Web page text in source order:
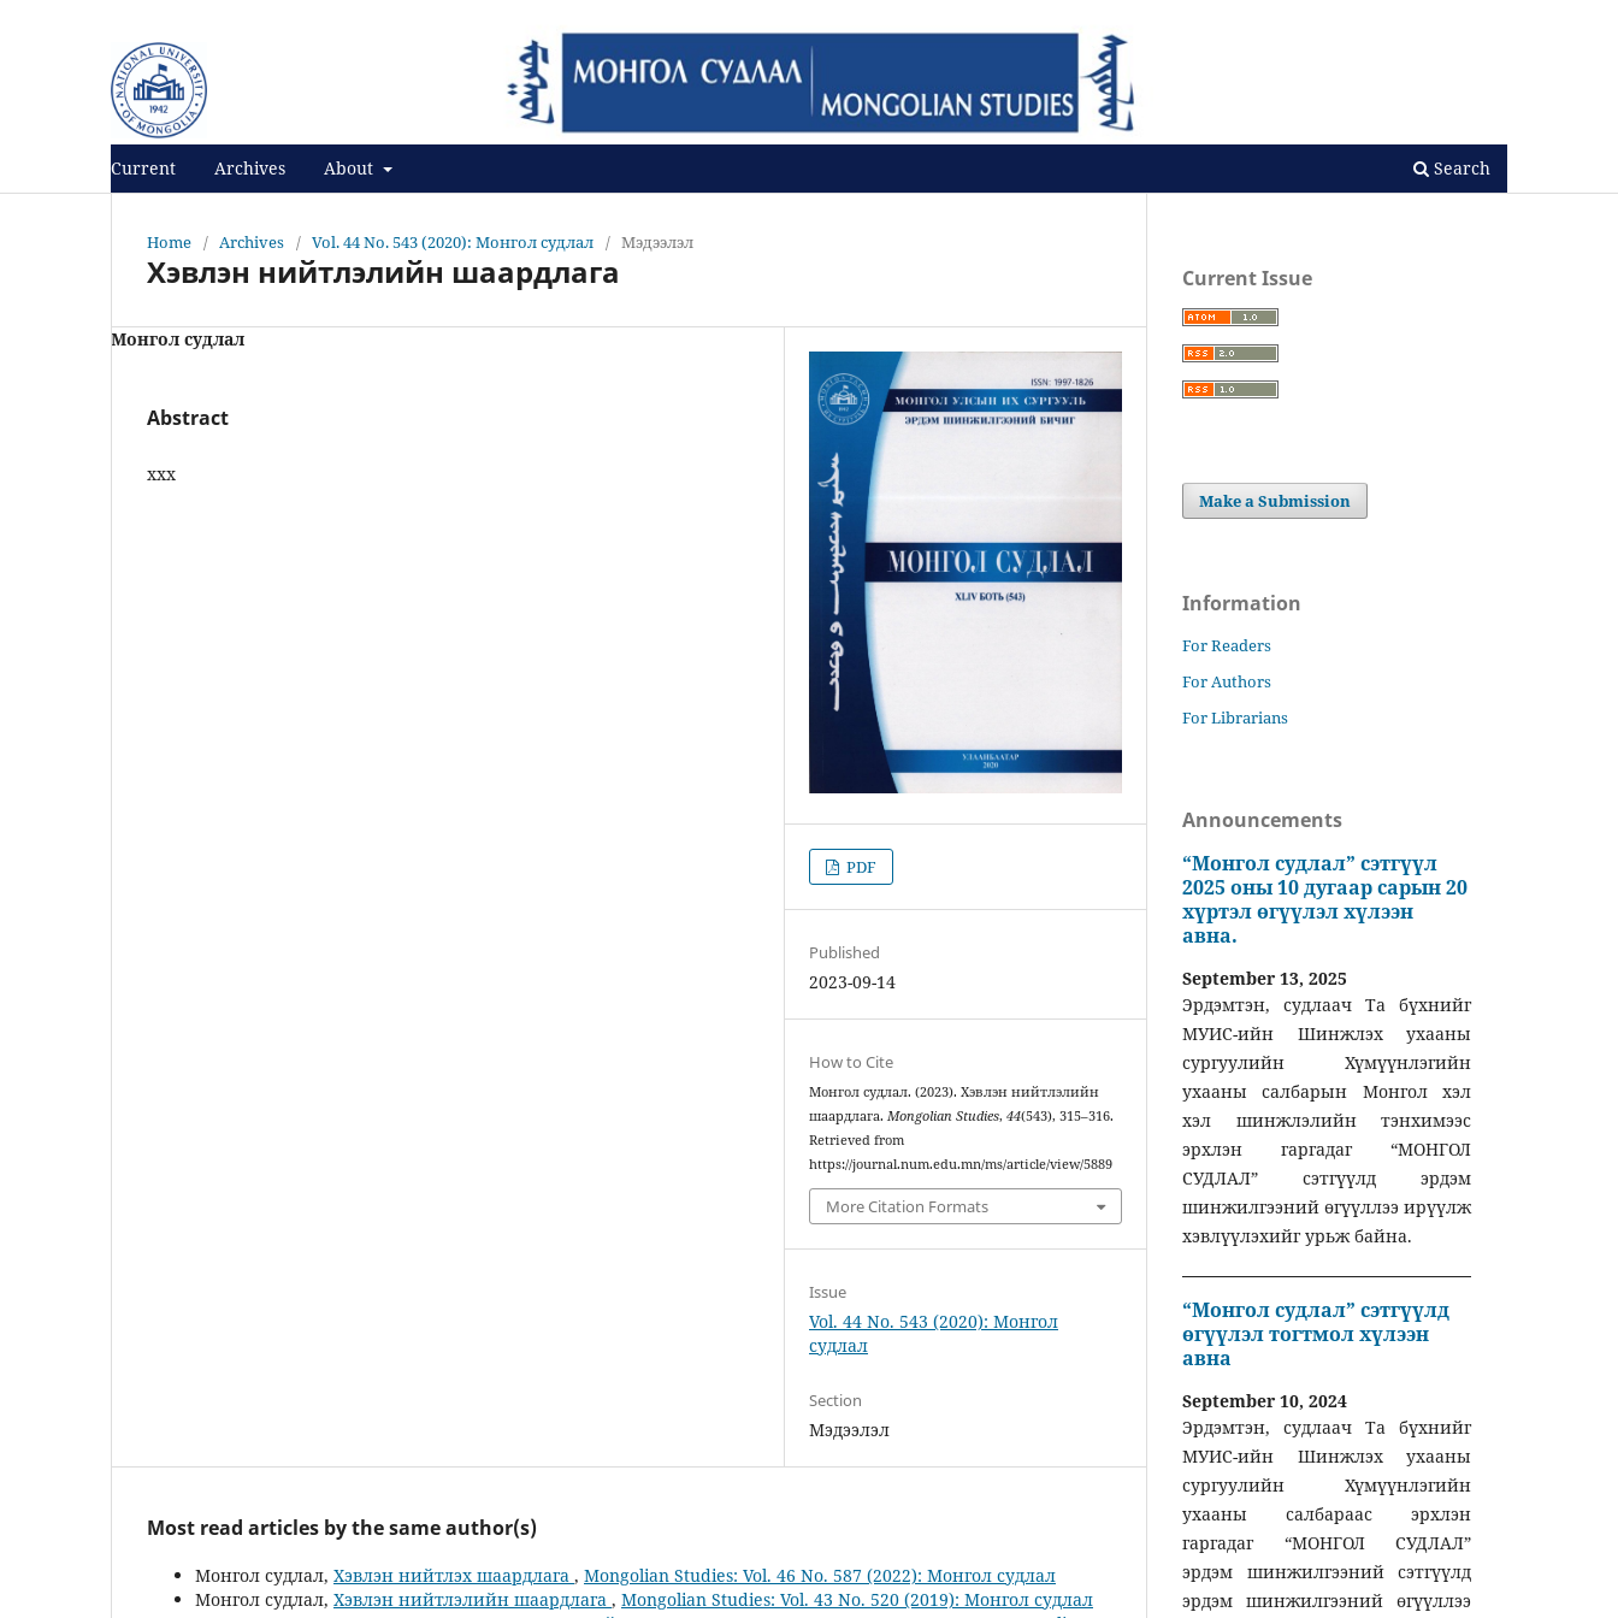
Current Archives About Search
Home / Archives / Vol. 44 No. 543 (2020): Монгол судлал / Мэдээлэл
Хэвлэн нийтлэлийн шаардлага
Монгол судлал
Abstract
ххх
PDF
Published
2023-09-14
How to Cite
Монгол судлал. (2023). Хэвлэн нийтлэлийн
шаардлага. Mongolian Studies,44(543), 315–316.
Retrieved from
https://journal.num.edu.mn/ms/article/view/5889
More Citation Formats
Issue
Vol. 44 No. 543 (2020): Монгол
судлал
Section
Мэдээлэл
Most read articles by the same author(s)
Монгол судлал, Хэвлэн нийтлэх шаардлага , Mongolian Studies: Vol. 46 No. 587 (2022): Монгол судлал
Монгол судлал, Хэвлэн нийтлэлийн шаардлага , Mongolian Studies: Vol. 43 No. 520 (2019): Монгол судлал
Current Issue
Make a Submission
Information
For Readers
For Authors
For Librarians
Announcements
“Монгол судлал” сэтгүүл
2025 оны 10 дугаар сарын 20
хүртэл өгүүлэл хүлээн
авна.
September 13, 2025
Эрдэмтэн, судлаач Та бүхнийг
МУИС-ийн Шинжлэх ухааны
сургуулийн Хүмүүнлэгийн
ухааны салбарын Монгол хэл
хэл шинжлэлийн тэнхимээс
эрхлэн гаргадаг “МОНГОЛ
СУДЛАЛ” сэтгүүлд эрдэм
шинжилгээний өгүүллээ ирүүлж
хэвлүүлэхийг урьж байна.
“Монгол судлал” сэтгүүлд
өгүүлэл тогтмол хүлээн
авна
September 10, 2024
Эрдэмтэн, судлаач Та бүхнийг
МУИС-ийн Шинжлэх ухааны
сургуулийн Хүмүүнлэгийн
ухааны салбараас эрхлэн
гаргадаг “МОНГОЛ СУДЛАЛ”
эрдэм шинжилгээний сэтгүүлд
эрдэм шинжилгээний өгүүллээ